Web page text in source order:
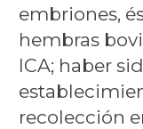
embriones,
hembras
ICA; haber
recolección